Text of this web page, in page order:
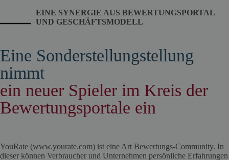
EINE SYNERGIE AUS BEWERTUNGSPORTAL
UND GESCHÄFTSMODELL
Eine Sonderstellungstellung
nimmt
ein neuer Spieler im Kreis der
Bewertungsportale ein
YouRate (www.yourate.com) ist eine Art Bewertungs-Community. In
dieser können Verbraucher und Unternehmen persönliche Erfahrungen